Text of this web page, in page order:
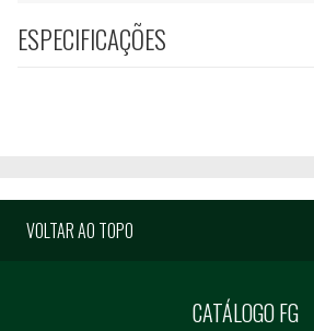
ESPECIFICAÇÕES
VOLTAR AO TOPO
CATÁLOGO FG